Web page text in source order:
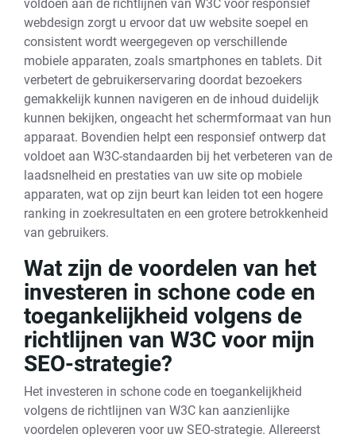
voldoen aan de richtlijnen van W3C voor responsief
webdesign zorgt u ervoor dat uw website soepel en
consistent wordt weergegeven op verschillende
mobiele apparaten, zoals smartphones en tablets. Dit
verbetert de gebruikerservaring doordat bezoekers
gemakkelijk kunnen navigeren en de inhoud duidelijk
kunnen bekijken, ongeacht het schermformaat van hun
apparaat. Bovendien helpt een responsief ontwerp dat
voldoet aan W3C-standaarden bij het verbeteren van de
laadsnelheid en prestaties van uw site op mobiele
apparaten, wat op zijn beurt kan leiden tot een hogere
ranking in zoekresultaten en een grotere betrokkenheid
van gebruikers.
Wat zijn de voordelen van het
investeren in schone code en
toegankelijkheid volgens de
richtlijnen van W3C voor mijn
SEO-strategie?
Het investeren in schone code en toegankelijkheid
volgens de richtlijnen van W3C kan aanzienlijke
voordelen opleveren voor uw SEO-strategie. Allereerst